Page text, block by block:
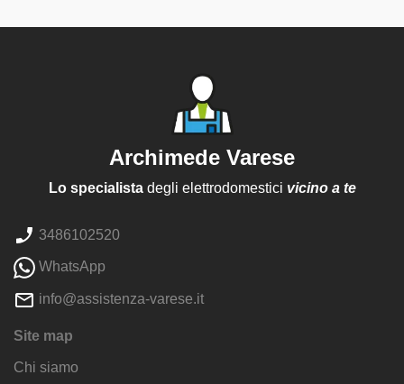
Archimede Varese
Lo specialistadegli elettrodomestici vicino a te
3486102520
WhatsApp
info@assistenza-varese.it
Site map
Chi siamo